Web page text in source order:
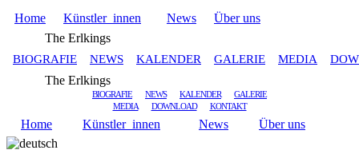
Home Künstler_innen News
Über uns
The Erlkings
BIOGRAFIE NEWS KALENDER GALERIE MEDIA
The Erlkings
BIOGRAFIE NEWS KALENDER
GALERIE
MEDIA
DOWNLOAD KONTAKT
Home Künstler_innen News Über uns